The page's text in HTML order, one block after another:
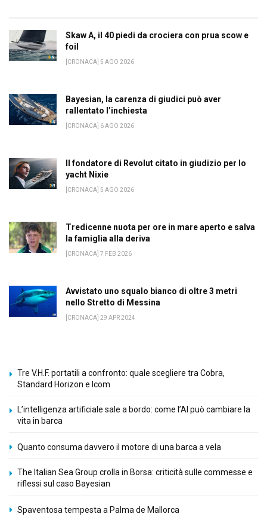
Skaw A, il 40 piedi da crociera con prua scow e
foil
[CRONACA] 5 AGO 2026
Bayesian, la carenza di giudici può aver
rallentato l’inchiesta
[CRONACA] 6 AGO 2026
Il fondatore di Revolut citato in giudizio per lo
yacht Nixie
[CRONACA] 5 AGO 2026
Tredicenne nuota per ore in mare aperto e salva
la famiglia alla deriva
[CRONACA] 7 FEB 2026
Avvistato uno squalo bianco di oltre 3 metri
nello Stretto di Messina
[CRONACA] 29 APR 2024
Tre V.H.F. portatili a confronto: quale scegliere tra Cobra,
Standard Horizon e Icom
L’intelligenza artificiale sale a bordo: come l’AI può cambiare la
vita in barca
Quanto consuma davvero il motore di una barca a vela
The Italian Sea Group crolla in Borsa: criticità sulle commesse e
riflessi sul caso Bayesian
Spaventosa tempesta a Palma de Mallorca